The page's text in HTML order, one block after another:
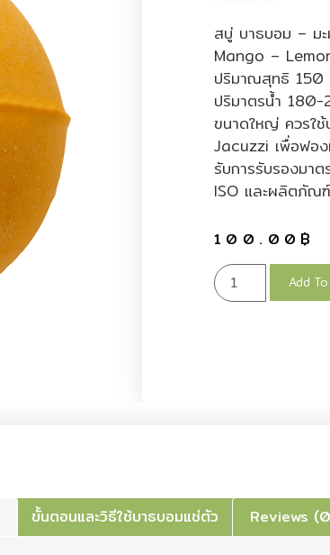
สบู่ บาธบอม – ม
Mango –
ปริมาณสุทธิ 150
ปริมาตรน้ำ 180-
ขนาดใหญ่ ควรใ
Jacuzzi เพื่อฟอ
รับการรับรองมา
ISO และผลิตภัณ
100.00 ฿
Add
ขั้นตอนและวิธีใช้บาธบอมแช่ตัว Reviews